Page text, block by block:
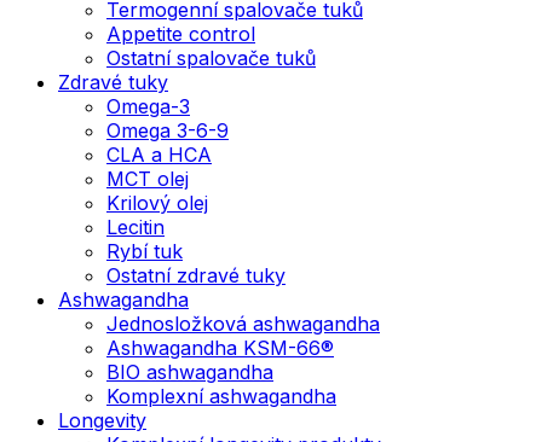
Termogenní spalovače tuků
Appetite control
Ostatní spalovače tuků
Zdravé tuky
Omega-3
Omega 3-6-9
CLA a HCA
MCT olej
Krilový olej
Lecitin
Rybí tuk
Ostatní zdravé tuky
Ashwagandha
Jednosložková ashwagandha
Ashwagandha KSM-66®
BIO ashwagandha
Komplexní ashwagandha
Longevity